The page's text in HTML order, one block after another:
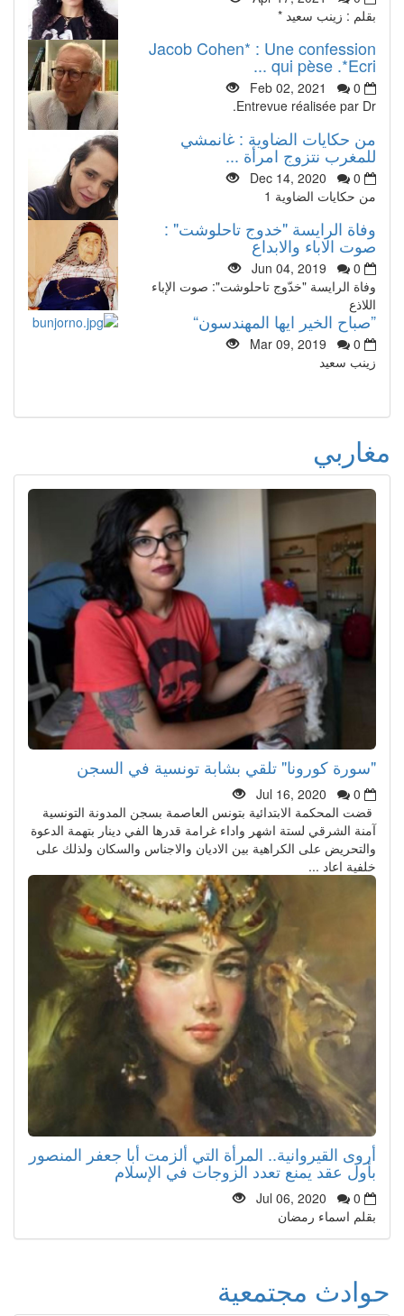
بقلم : زينب سعيد *
Jacob Cohen* : Une confession
qui pèse .*Ecri ...
Feb 02, 2021
0
Entrevue réalisée par Dr.
من حكايات الضاوية : غانمشي
للمغرب نتزوج امرأة ...
Dec 14, 2020
0
من حكايات الضاوية 1
وفاة الرايسة "خدوج تاحلوشت" :
صوت الاباء والابداع
Jun 04, 2019
0
وفاة الرايسة "خدّوج تاحلوشت": صوت الإباء
اللاذع
”صباح الخير ايها المهندسون“
Mar 09, 2019
0
زينب سعيد
مغاربي
"سورة كورونا" تلقي بشابة تونسية في السجن
Jul 16, 2020
0
قضت المحكمة الابتدائية بتونس العاصمة بسجن المدونة التونسية
آمنة الشرقي لستة اشهر واداء غرامة قدرها الفي دينار بتهمة الدعوة
والتحريض على الكراهية بين الاديان والاجناس والسكان ولذلك على
خلفية اعاد ...
أروى القيروانية.. المرأة التي ألزمت أبا جعفر المنصور
بأول عقد يمنع تعدد الزوجات في الإسلام
Jul 06, 2020
0
بقلم اسماء رمضان
حوادث مجتمعية